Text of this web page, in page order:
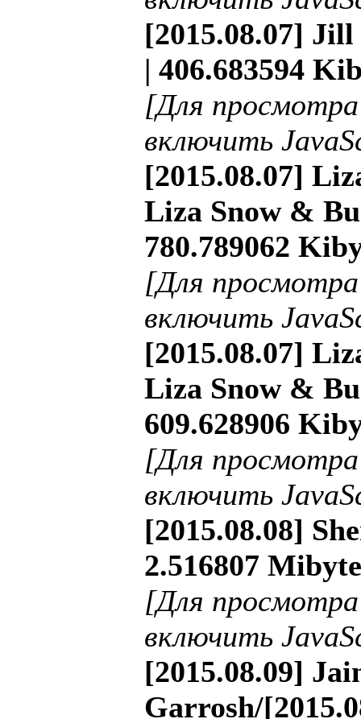
[2015.08.07] Jill
| 406.683594
[Для
включить
[2015.08.07]
Liza Snow &
780.789062
[Для
включить
[2015.08.07]
Liza Snow &
609.628906
[Для
включить
[2015.08.08]
2.516807
[Для
включить
[2015.08.09]
Garrosh/